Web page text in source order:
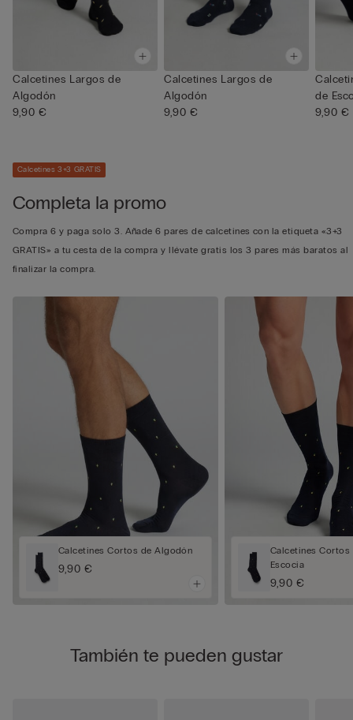
Calcetines Largos de
Algodón
9,90 €
Calcetines Largos de
Algodón
9,90 €
de
9,90 €
Calcetines 3+3 GRATIS
Completa la promo
Compra 6 y paga solo 3. Añade 6 pares de calcetines con la etiqueta «3+3
GRATIS» a tu cesta de la compra y llévate gratis los 3 pares más baratos al
finalizar la compra.
Calcetines Cortos de Algodón
9,90 €
Calcetines Cortos
Escocia
9,90 €
También te pueden gustar